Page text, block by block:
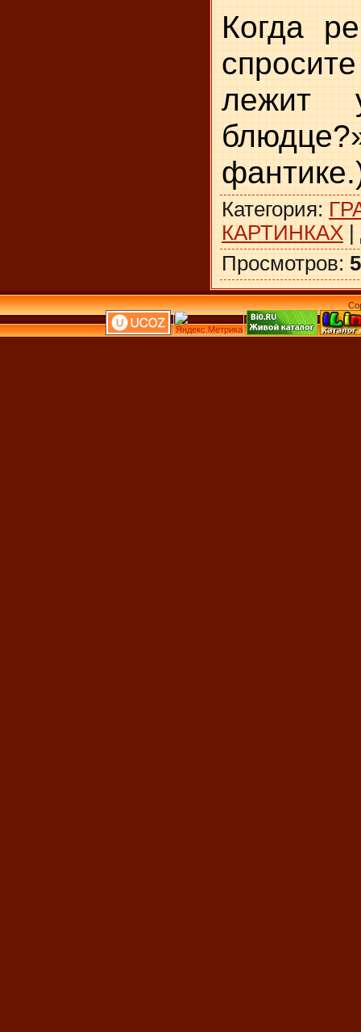
Когда
лежит
Категория:
КАРТИНКАХ |
Просмотров: